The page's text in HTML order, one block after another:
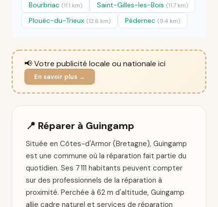
Bourbriac (11.1 km) Saint-Gilles-les-Bois (11.7 km)
Plouëc-du-Trieux (12.6 km) Pédernec (9.4 km)
📢 Votre publicité locale ou nationale ici
En savoir plus →
📍 Réparer à Guingamp
Située en Côtes-d'Armor (Bretagne), Guingamp
est une commune où la réparation fait partie du
quotidien. Ses 7 111 habitants peuvent compter
sur des professionnels de la réparation à
proximité. Perchée à 62 m d'altitude, Guingamp
allie cadre naturel et services de réparation